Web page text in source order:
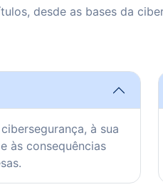
desde as bases da
à sua
às consequências